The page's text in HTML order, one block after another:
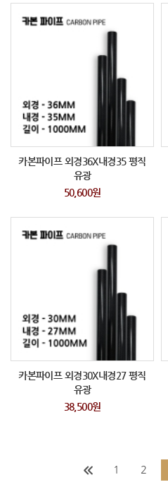
카본파이프 외경36X내경35 평직
유광
50,600원
카본파이프 외경30X내경27 평직
유광
38,500원
1 2